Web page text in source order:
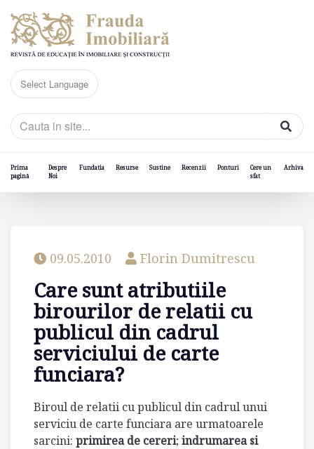
Prima
pagină
Despre
Noi
Fundatia Resurse Sustine Recenzii Ponturi
Cere un
sfat
Arhiva
09.05.2010 Florin Dumitrescu
Care sunt atributiile
birourilor de relatii cu
publicul din cadrul
serviciului de carte
funciara?
Biroul de relatii cu publicul din cadrul unui
serviciu de carte funciara are urmatoarele
sarcini: primirea de cereri; indrumarea si